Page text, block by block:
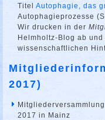
TitelAutophagie, das
Autophagieprozesse
Wir drucken in der
Helmholtz-Blog ab
wissenschaftlichen
2017)
2017 in Mainz